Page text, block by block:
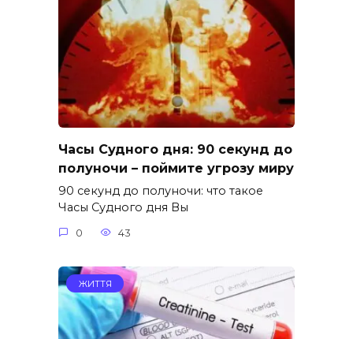
Часы Судного дня: 90 секунд до
полуночи – поймите угрозу миру
90 секунд до полуночи: что такое
Часы Судного дня Вы
0 43
ЖИТТЯ